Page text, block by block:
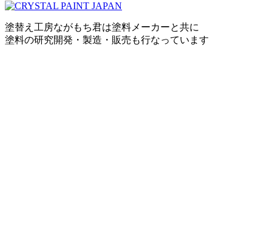
塗替え工房ながもち君は塗料メーカーと共に
塗料の研究開発・製造・販売も行なっています